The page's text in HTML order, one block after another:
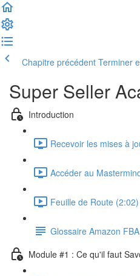
Chapitre précédent Terminer
Super Seller
Introduction
Recevoir les mises à
Accéder au
Feuille de Route (2:02)
Glossaire Amazon FBA
Module #1 : Ce qu'il faut